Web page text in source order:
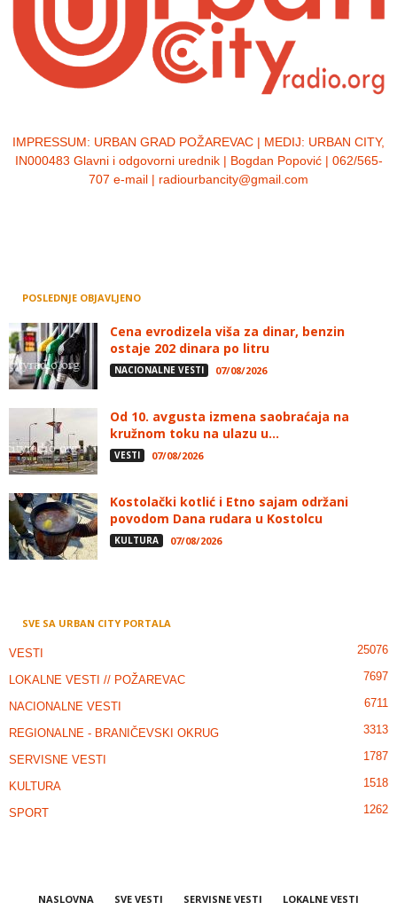
IMPRESSUM: URBAN GRAD POŽAREVAC | MEDIJ: URBAN CITY,
IN000483 Glavni i odgovorni urednik | Bogdan Popović | 062/565-
707 e-mail | radiourbancity@gmail.com
POSLEDNJE OBJAVLJENO
Cena evrodizela viša za dinar, benzin
ostaje 202 dinara po litru
NACIONALNE VESTI 07/08/2026
Od 10. avgusta izmena saobraćaja na
kružnom toku na ulazu u...
VESTI 07/08/2026
Kostolački kotlić i Etno sajam održani
povodom Dana rudara u Kostolcu
KULTURA 07/08/2026
SVE SA URBAN CITY PORTALA
VESTI 25076
LOKALNE VESTI // POŽAREVAC 7697
NACIONALNE VESTI 6711
REGIONALNE - BRANIČEVSKI OKRUG 3313
SERVISNE VESTI 1787
KULTURA 1518
SPORT 1262
NASLOVNA SVE VESTI SERVISNE VESTI LOKALNE VESTI